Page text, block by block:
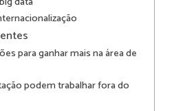
para ganhar mais na área de
podem trabalhar fora do